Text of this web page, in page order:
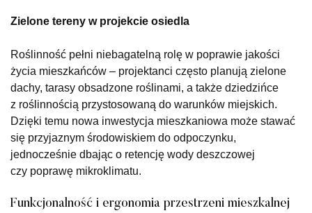
Zielone tereny w projekcie osiedla
Roślinność pełni niebagatelną rolę w poprawie jakości
życia mieszkańców – projektanci często planują zielone
dachy, tarasy obsadzone roślinami, a także dziedzińce
z roślinnością przystosowaną do warunków miejskich.
Dzięki temu nowa inwestycja mieszkaniowa może stawać
się przyjaznym środowiskiem do odpoczynku,
jednocześnie dbając o retencję wody deszczowej
czy poprawę mikroklimatu.
Funkcjonalność i ergonomia przestrzeni mieszkalnej